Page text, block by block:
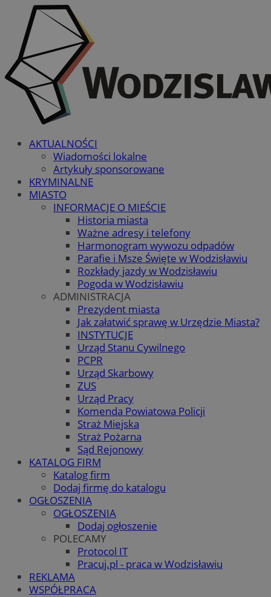
AKTUALNOŚCI
Wiadomości lokalne
Artykuły sponsorowane
KRYMINALNE
MIASTO
INFORMACJE O MIEŚCIE
Historia miasta
Ważne adresy i telefony
Harmonogram wywozu odpadów
Parafie i Msze Święte w Wodzisławiu
Rozkłady jazdy w Wodzisławiu
Pogoda w Wodzisławiu
ADMINISTRACJA
Prezydent miasta
Jak załatwić sprawę w Urzędzie Miasta?
INSTYTUCJE
Urząd Stanu Cywilnego
PCPR
Urząd Skarbowy
ZUS
Urząd Pracy
Komenda Powiatowa Policji
Straż Miejska
Straż Pożarna
Sąd Rejonowy
KATALOG FIRM
Katalog firm
Dodaj firmę do katalogu
OGŁOSZENIA
OGŁOSZENIA
Dodaj ogłoszenie
POLECAMY
Protocol IT
Pracuj.pl - praca w Wodzisławiu
REKLAMA
WSPÓŁPRACA